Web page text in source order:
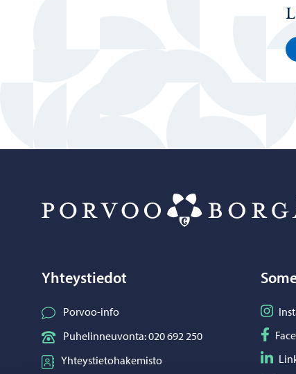
Yhteystiedot
Porvoo-info
Puhelinneuvonta: 020 692 250
Yhteystietohakemisto